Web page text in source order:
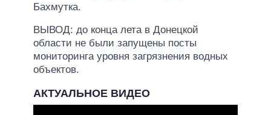
Бахмутка.
ВЫВОД: до конца лета в Донецкой
области не были запущены посты
мониторинга уровня загрязнения водных
объектов.
АКТУАЛЬНОЕ ВИДЕО